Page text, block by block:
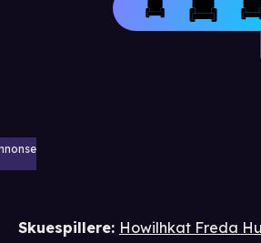
Skuespillere: Howilhkat Freda